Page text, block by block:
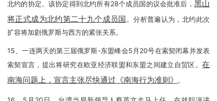
北约的协定。该协定得到北约所有28个成员国的议会批准后， 黑山
将正式成为北约第二十九个成员国 。分析普遍认为，北约此次
扩容将加剧俄罗斯与西方的紧张关系。
15、一连两天的第三届俄罗斯-东盟峰会5月20号在索契闭幕并发表
索契宣言，提出将研究在欧亚经济联盟和东盟之间建立自贸区。 在
南海问题上，宣言主张尽快通过《南海行为准则》
。